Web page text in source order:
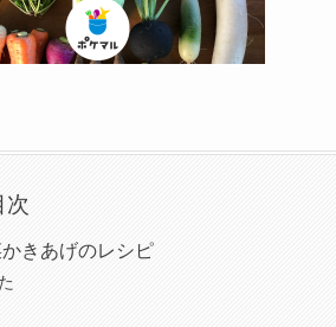
次
きあげのレシピ